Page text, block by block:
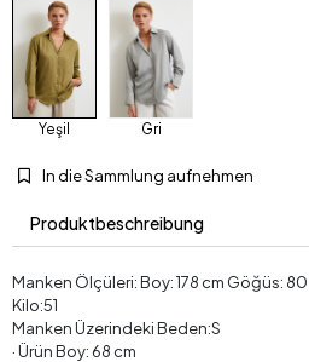
Yeşil Gri
In die Sammlung aufnehmen
Produktbeschreibung
Manken Ölçüleri: Boy: 178 cm Göğüs:
Kilo:51
Manken Üzerindeki Beden:S
· Ürün Boy: 68 cm